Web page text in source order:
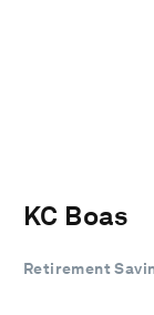
KC Boas
Retirement